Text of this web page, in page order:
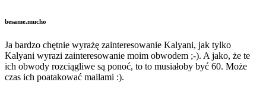
besame.mucho
Ja bardzo chętnie wyrażę zainteresowanie Kalyani, jak tylko
Kalyani wyrazi zainteresowanie moim obwodem ;-). A jako, że te
ich obwody rozciągliwe są ponoć, to to musiałoby być 60. Może
czas ich poatakować mailami :).